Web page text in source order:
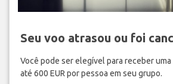
Seu voo atrasou ou foi
Você pode ser elegível para receber
até 600 EUR por pessoa em seu grupo.